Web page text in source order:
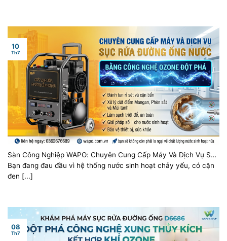
Sàn Công Nghiệp WAPO: Chuyên Cung Cấp Máy Và Dịch Vụ Sục
Rửa Đường Ống Nước Bằng Công Nghệ Ozone Đột Phá
Bạn đang đau đầu vì hệ thống nước sinh hoạt chảy yếu, có cặn
đen [...]
10
Th7
08
Th7